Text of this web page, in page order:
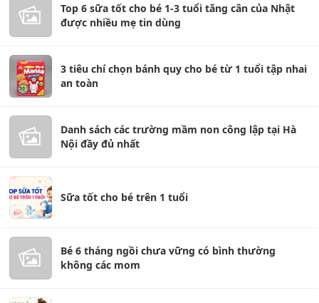
Top 6 sữa tốt cho bé 1-3 tuổi tăng cân của Nhật
được nhiều mẹ tin dùng
3 tiêu chí chọn bánh quy cho bé từ 1 tuổi tập nhai
an toàn
Danh sách các trường mầm non công lập tại Hà
Nội đầy đủ nhất
Sữa tốt cho bé trên 1 tuổi
Bé 6 tháng ngồi chưa vững có bình thường
không các mom